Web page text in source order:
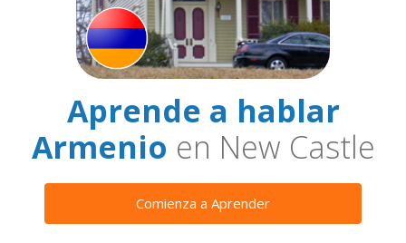
Aprende a hablar
Armenio en New Castle
Comienza a Aprender